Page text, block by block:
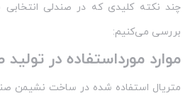
چند نکته کلیدی که در صندلی انتخابی
بررسی می‌کنیم:
موارد مورداستفاده در
متریال استفاده شده در ساخت نشیمن